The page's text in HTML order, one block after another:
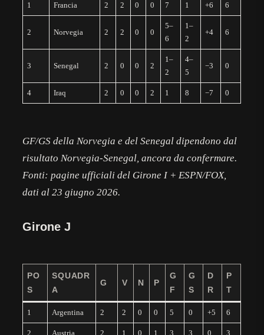
1 Francia 2 2 0 0 7 1 +6 6
2 Norvegia 2 2 0 0
5–
6
1–
2
+4 6
3 Senegal 2 0 0 2
1–
2
4–
5
−3 0
4 Iraq 2 0 0 2 1 8 −7 0
GF/GS della Norvegia e del Senegal dipendono dal
risultato Norvegia-Senegal, ancora da confermare.
Fonti: pagine ufficiali del Girone I + ESPN/FOX,
dati al 23 giugno 2026.
Girone J
PO
S
SQUADR
A
G V N P
G
F
G
S
D
R
P
T
1 Argentina 2 2 0 0 5 0 +5 6
2 Austria 2 1 0 1 3 3 0 3